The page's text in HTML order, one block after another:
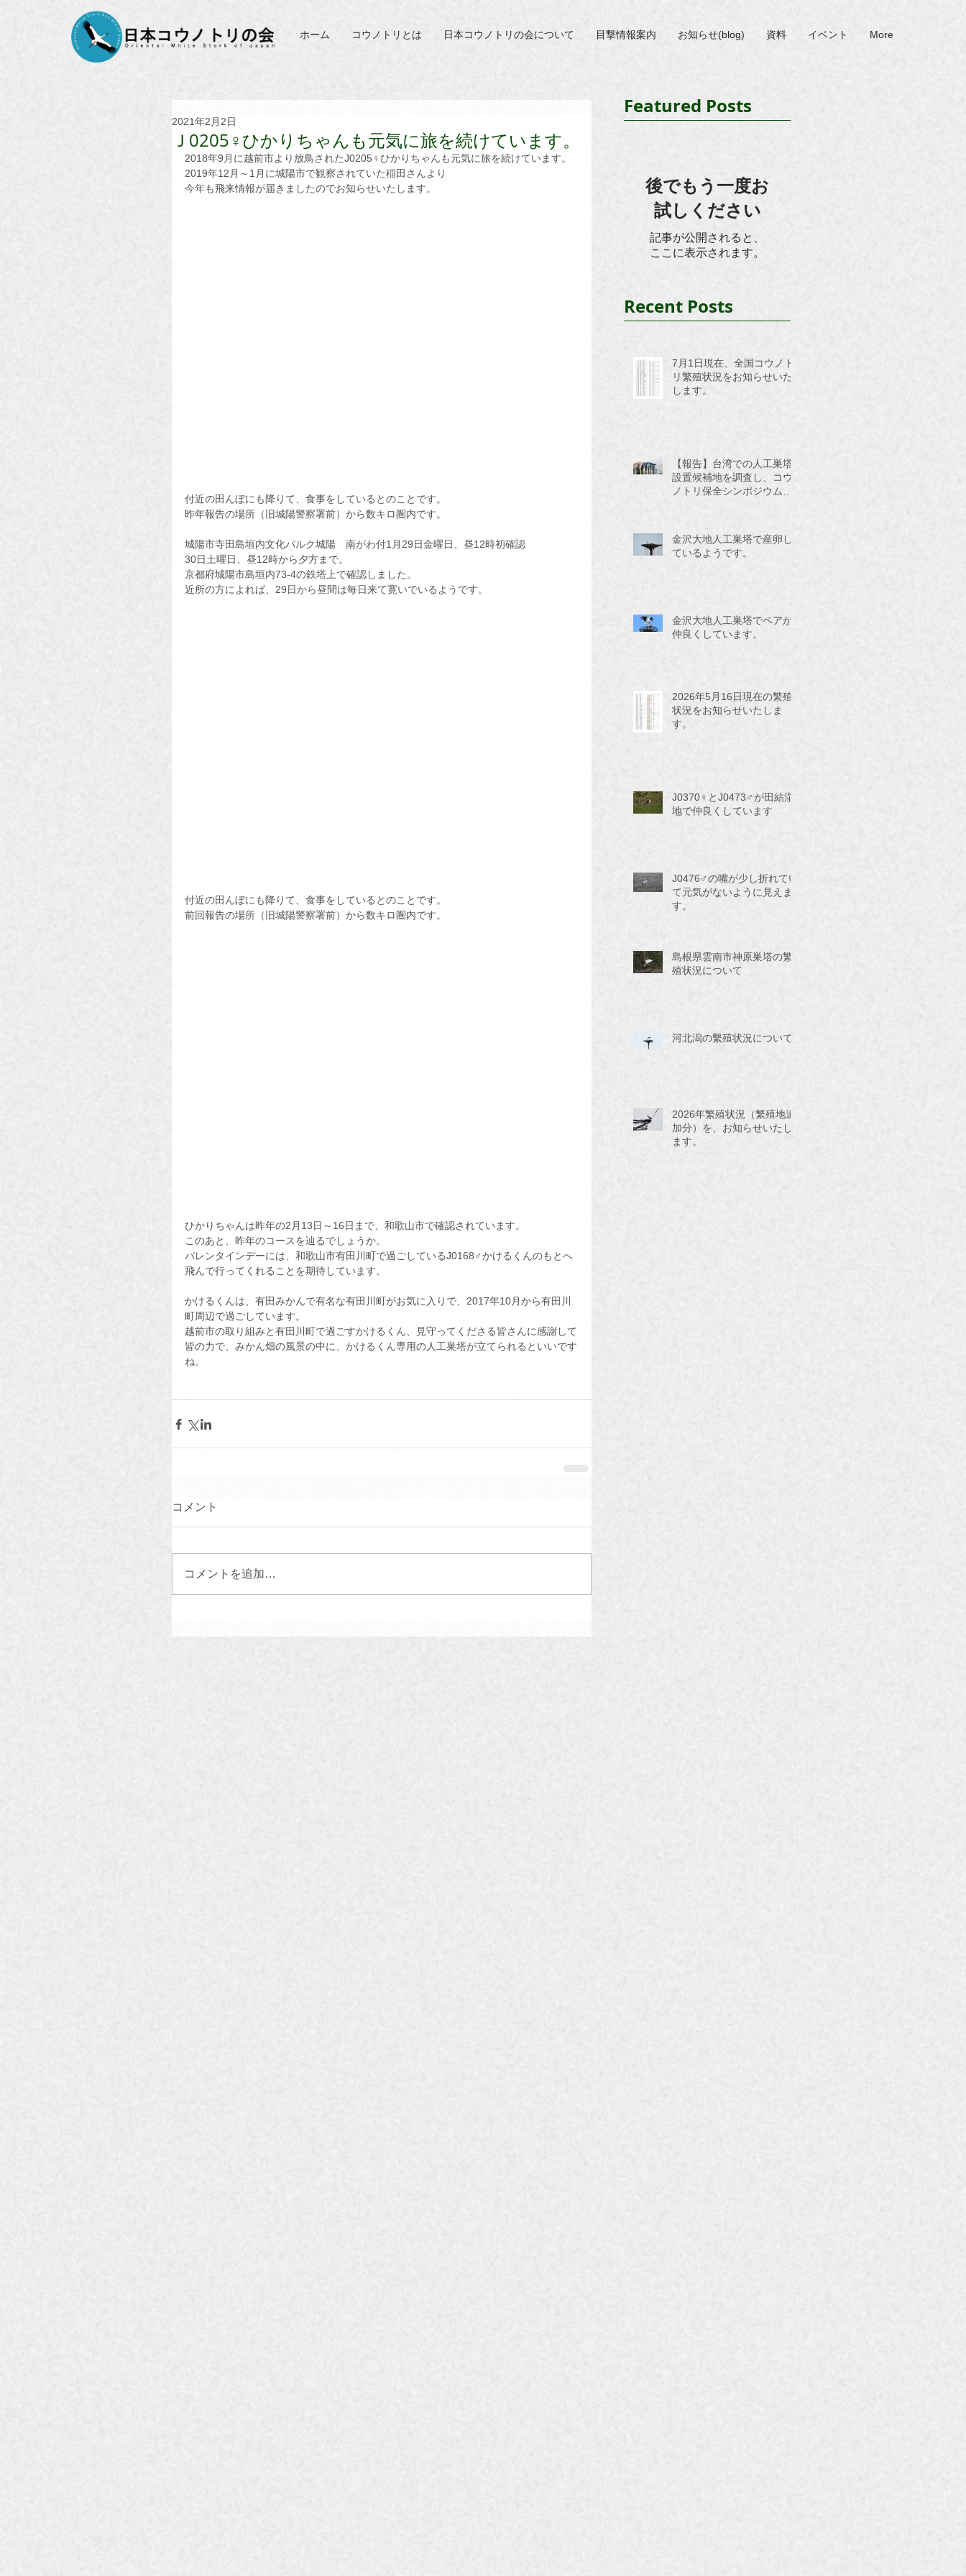
ホーム コウノトリとは 日本コウノトリの会について 目撃情報案内 お知らせ(blog) 資料 イベント More
Ｊ0205♀ひかりちゃんも元気に旅を続けています。
2021年2月2日
2018年9月に越前市より放鳥されたJ0205♀ひかりちゃんも元気に旅を続けています。
2019年12月～1月に城陽市で観察されていた稲田さんより
今年も飛来情報が届きましたのでお知らせいたします。
付近の田んぼにも降りて、食事をしているとのことです。
昨年報告の場所（旧城陽警察署前）から数キロ圏内です。
城陽市寺田島垣内文化パルク城陽　南がわ付1月29日金曜日、昼12時初確認
30日土曜日、昼12時から夕方まで。
京都府城陽市島垣内73-4の鉄塔上で確認しました。
近所の方によれば、29日から昼間は毎日来て寛いでいるようです。
付近の田んぼにも降りて、食事をしているとのことです。
前回報告の場所（旧城陽警察署前）から数キロ圏内です。
ひかりちゃんは昨年の2月13日～16日まで、和歌山市で確認されています。
このあと、昨年のコースを辿るでしょうか。
バレンタインデーには、和歌山市有田川町で過ごしているJ0168♂かけるくんのもとへ
飛んで行ってくれることを期待しています。
かけるくんは、有田みかんで有名な有田川町がお気に入りで、2017年10月から有田川
町周辺で過ごしています。
越前市の取り組みと有田川町で過ごすかけるくん、見守ってくださる皆さんに感謝して
皆の力で、みかん畑の風景の中に、かけるくん専用の人工巣塔が立てられるといいです
ね。
コメント
コメントを追加…
Featured Posts
後でもう一度お
試しください
記事が公開されると、
ここに表示されます。
Recent Posts
7月1日現在、全国コウノト
リ繁殖状況をお知らせいた
します。
【報告】台湾での人工巣塔
設置候補地を調査し、コウ
ノトリ保全シンポジウムに
金沢大地人工巣塔で産卵し
ているようです。
金沢大地人工巣塔でペアが
仲良くしています。
2026年5月16日現在の繁殖
状況をお知らせいたしま
す。
J0370♀とJ0473♂が田結湿
地で仲良くしています
J0476♂の嘴が少し折れてい
て元気がないように見えま
す。
島根県雲南市神原巣塔の繁
殖状況について
河北潟の繫殖状況について
2026年繁殖状況（繁殖地追
加分）を、お知らせいたし
ます。